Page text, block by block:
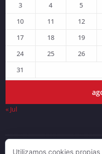
3
4 5
10
11 12
17
18 19
24
25 26
31
« Jul
Utilizamos cookies